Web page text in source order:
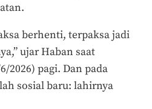
berhenti, terpaksa jadi
ujar Haban saat
2026) pagi. Dan pada
sosial baru: lahirnya